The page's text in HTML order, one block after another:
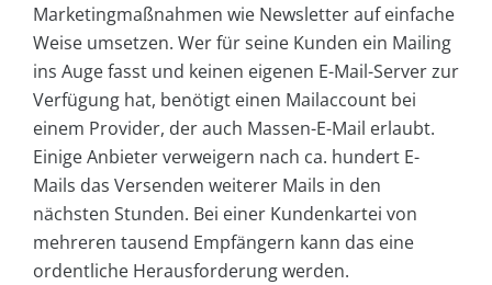
Marketingmaßnahmen wie Newsletter auf einfache
Weise umsetzen. Wer für seine Kunden ein Mailing
ins Auge fasst und keinen eigenen E-Mail-Server zur
Verfügung hat, benötigt einen Mailaccount bei
einem Provider, der auch Massen-E-Mail erlaubt.
Einige Anbieter verweigern nach ca. hundert E-
Mails das Versenden weiterer Mails in den
nächsten Stunden. Bei einer Kundenkartei von
mehreren tausend Empfängern kann das eine
ordentliche Herausforderung werden.